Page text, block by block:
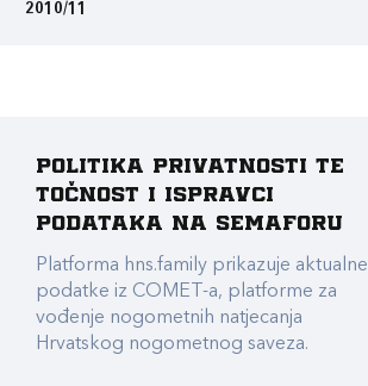
2010/11
Politika privatnosti te
točnost i ispravci
podataka na Semaforu
Platforma hns.family prikazuje aktualne
podatke iz COMET-a, platforme za
vođenje nogometnih natjecanja
Hrvatskog nogometnog saveza.